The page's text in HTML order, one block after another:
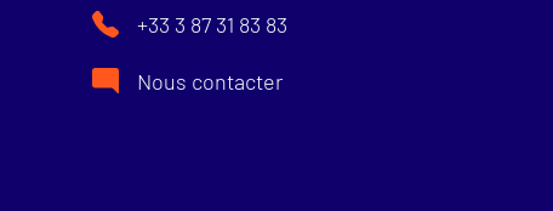
+33 3 87 31 83 83
Nous contacter